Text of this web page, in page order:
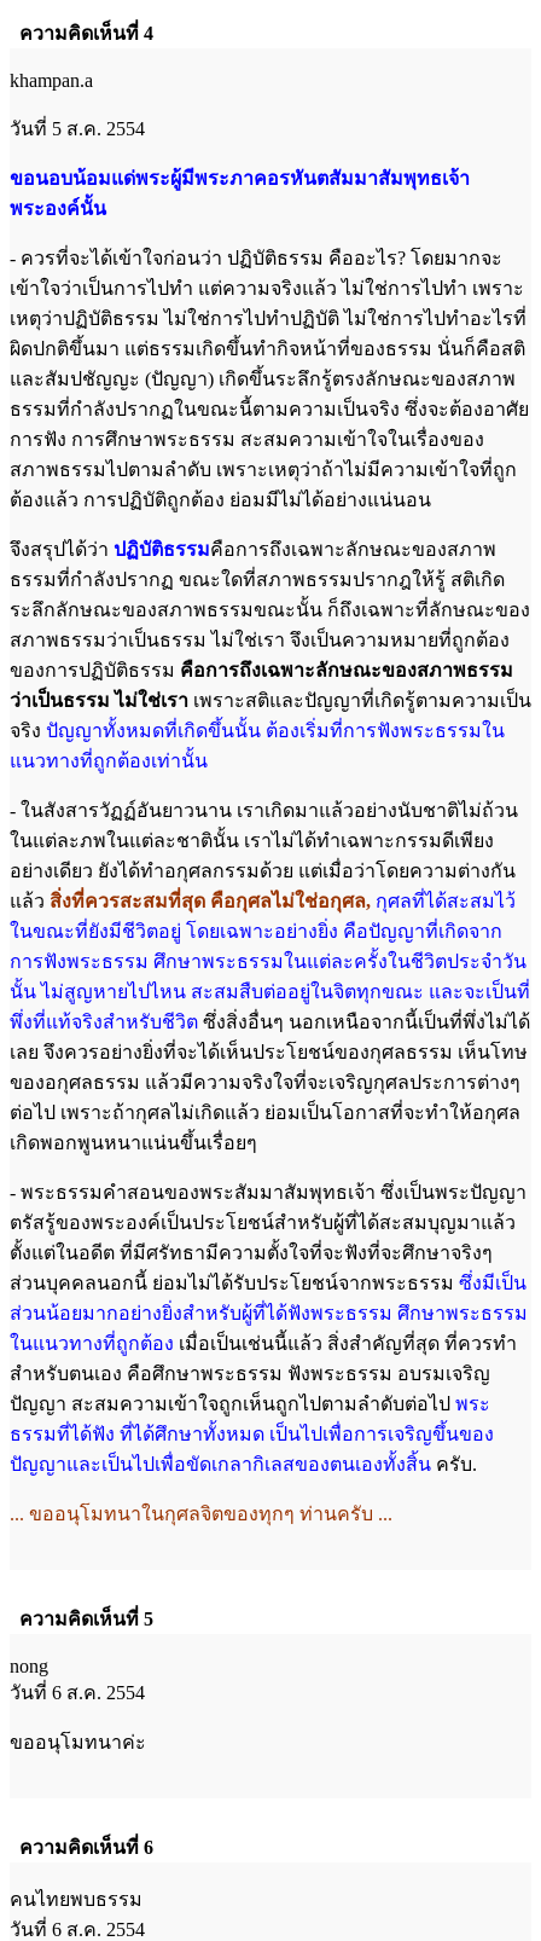
ความคิดเห็นที่ 4
khampan.a
วันที่ 5 ส.ค. 2554
ขอนอบน้อมแด่พระผู้มีพระภาคอรหันตสัมมาสัมพุทธเจ้า
พระองค์นั้น
- ควรที่จะได้เข้าใจก่อนว่า ปฏิบัติธรรม คืออะไร? โดยมากจะ
เข้าใจว่าเป็นการไปทำ แต่ความจริงแล้ว ไม่ใช่การไปทำ เพราะ
เหตุว่าปฏิบัติธรรม ไม่ใช่การไปทำปฏิบัติ ไม่ใช่การไปทำอะไรที่
ผิดปกติขึ้นมา แต่ธรรมเกิดขึ้นทำกิจหน้าที่ของธรรม นั่นก็คือสติ
และสัมปชัญญะ (ปัญญา) เกิดขึ้นระลึกรู้ตรงลักษณะของสภาพ
ธรรมที่กำลังปรากฏในขณะนี้ตามความเป็นจริง ซึ่งจะต้องอาศัย
การฟัง การศึกษาพระธรรม สะสมความเข้าใจในเรื่องของ
สภาพธรรมไปตามลำดับ เพราะเหตุว่าถ้าไม่มีความเข้าใจที่ถูก
ต้องแล้ว การปฏิบัติถูกต้อง ย่อมมีไม่ได้อย่างแน่นอน
จึงสรุปได้ว่า ปฏิบัติธรรมคือการถึงเฉพาะลักษณะของสภาพ
ธรรมที่กำลังปรากฏ ขณะใดที่สภาพธรรมปรากฎให้รู้ สติเกิด
ระลึกลักษณะของสภาพธรรมขณะนั้น ก็ถึงเฉพาะที่ลักษณะของ
สภาพธรรมว่าเป็นธรรม ไม่ใช่เรา จึงเป็นความหมายที่ถูกต้อง
ของการปฏิบัติธรรม คือการถึงเฉพาะลักษณะของสภาพธรรม
ว่าเป็นธรรม ไม่ใช่เรา เพราะสติและปัญญาที่เกิดรู้ตามความเป็น
จริง ปัญญาทั้งหมดที่เกิดขึ้นนั้น ต้องเริ่มที่การฟังพระธรรมใน
แนวทางที่ถูกต้องเท่านั้น
- ในสังสารวัฏฏ์อันยาวนาน เราเกิดมาแล้วอย่างนับชาติไม่ถ้วน
ในแต่ละภพในแต่ละชาตินั้น เราไม่ได้ทำเฉพาะกรรมดีเพียง
อย่างเดียว ยังได้ทำอกุศลกรรมด้วย แต่เมื่อว่าโดยความต่างกัน
แล้ว สิ่งที่ควรสะสมที่สุด คือกุศลไม่ใช่อกุศล, กุศลที่ได้สะสมไว้
ในขณะที่ยังมีชีวิตอยู่ โดยเฉพาะอย่างยิ่ง คือปัญญาที่เกิดจาก
การฟังพระธรรม ศึกษาพระธรรมในแต่ละครั้งในชีวิตประจำวัน
นั้น ไม่สูญหายไปไหน สะสมสืบต่ออยู่ในจิตทุกขณะ และจะเป็นที่
พึ่งที่แท้จริงสำหรับชีวิต ซึ่งสิ่งอื่นๆ นอกเหนือจากนี้เป็นที่พึ่งไม่ได้
เลย จึงควรอย่างยิ่งที่จะได้เห็นประโยชน์ของกุศลธรรม เห็นโทษ
ของอกุศลธรรม แล้วมีความจริงใจที่จะเจริญกุศลประการต่างๆ
ต่อไป เพราะถ้ากุศลไม่เกิดแล้ว ย่อมเป็นโอกาสที่จะทำให้อกุศล
เกิดพอกพูนหนาแน่นขึ้นเรื่อยๆ
- พระธรรมคำสอนของพระสัมมาสัมพุทธเจ้า ซึ่งเป็นพระปัญญา
ตรัสรู้ของพระองค์เป็นประโยชน์สำหรับผู้ที่ได้สะสมบุญมาแล้ว
ตั้งแต่ในอดีต ที่มีศรัทธามีความตั้งใจที่จะฟังที่จะศึกษาจริงๆ
ส่วนบุคคลนอกนี้ ย่อมไม่ได้รับประโยชน์จากพระธรรม ซึ่งมีเป็น
ส่วนน้อยมากอย่างยิ่งสำหรับผู้ที่ได้ฟังพระธรรม ศึกษาพระธรรม
ในแนวทางที่ถูกต้อง เมื่อเป็นเช่นนี้แล้ว สิ่งสำคัญที่สุด ที่ควรทำ
สำหรับตนเอง คือศึกษาพระธรรม ฟังพระธรรม อบรมเจริญ
ปัญญา สะสมความเข้าใจถูกเห็นถูกไปตามลำดับต่อไป พระ
ธรรมที่ได้ฟัง ที่ได้ศึกษาทั้งหมด เป็นไปเพื่อการเจริญขึ้นของ
ปัญญาและเป็นไปเพื่อขัดเกลากิเลสของตนเองทั้งสิ้น ครับ.
... ขออนุโมทนาในกุศลจิตของทุกๆ ท่านครับ ...
ความคิดเห็นที่ 5
nong
วันที่ 6 ส.ค. 2554
ขออนุโมทนาค่ะ
ความคิดเห็นที่ 6
คนไทยพบธรรม
วันที่ 6 ส.ค. 2554